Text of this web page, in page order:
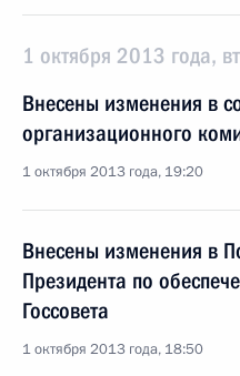
1 октября 2013 года,
Внесены изменения в
организационного
1 октября 2013 года, 19:20
Внесены изменения в
Президента по
Госсовета
1 октября 2013 года, 18:50